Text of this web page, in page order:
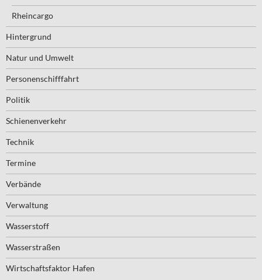
Rheincargo
Hintergrund
Natur und Umwelt
Personenschifffahrt
Politik
Schienenverkehr
Technik
Termine
Verbände
Verwaltung
Wasserstoff
Wasserstraßen
Wirtschaftsfaktor Hafen